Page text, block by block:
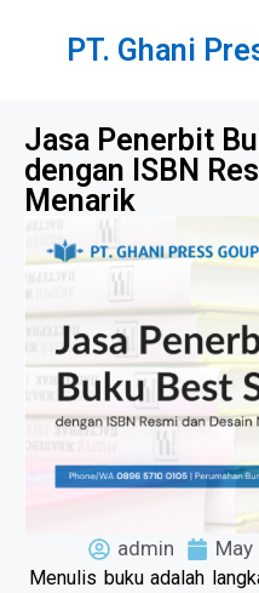
PT. Ghani
Jasa Penerbit
dengan ISBN
Menarik
admin May
Menulis buku adalah